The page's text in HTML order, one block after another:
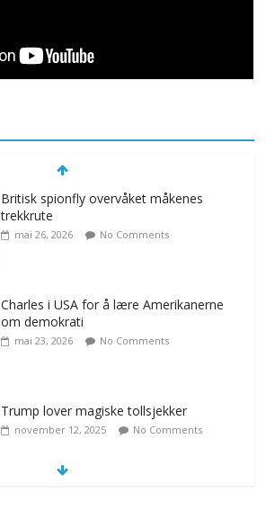
Britisk spionfly overvåket måkenes
trekkrute
mai 26, 2026 No Comments
Charles i USA for å lære Amerikanerne
om demokrati
mai 23, 2026 No Comments
Trump lover magiske tollsjekker
november 12, 2025 No Comments